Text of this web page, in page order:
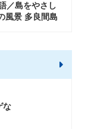
【期間限定】オーシャ
／島をやさし
風景 多良間島
な